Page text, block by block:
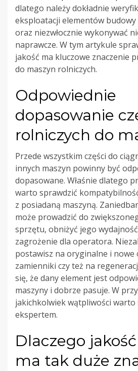
dlatego należy dokładnie
eksploatacji elementów
oraz niezwłocznie wykonywać
naprawcze. W tym artykule
jakość ma kluczowe znaczenie
do maszyn rolniczych.
Odpowiednie
dopasowanie
rolniczych do
Przede wszystkim części do
innych maszyn powinny być
dopasowane. Właśnie dlatego
warto sprawdzić
z posiadaną maszyną.
może prowadzić do
sprzętu, obniżyć jego
zagrożenie dla operatora.
postawisz na oryginalne i nowe
zamienniki czy też na
się, że dany element jest
maszyny i dobrze pasuje. W
jakichkolwiek wątpliwości
ekspertem.
Dlaczego
ma tak duże